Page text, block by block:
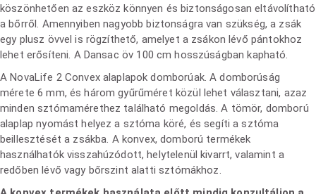
köszönhetően az eszköz könnyen és biztonságosan eltávolítható
a bőrről. Amennyiben nagyobb biztonságra van szükség, a zsák
egy plusz övvel is rögzíthető, amelyet a zsákon lévő pántokhoz
lehet erősíteni. A Dansac öv 100 cm hosszúságban kapható.
A NovaLife 2 Convex alaplapok domborúak. A domborúság
mérete 6 mm, és három gyűrűméret közül lehet választani, azaz
minden sztómamérethez található megoldás. A tömör, domború
alaplap nyomást helyez a sztóma köré, és segíti a sztóma
beillesztését a zsákba. A konvex, domború termékek
használhatók visszahúzódott, helytelenül kivarrt, valamint a
redőben lévő vagy bőrszint alatti sztómákhoz.